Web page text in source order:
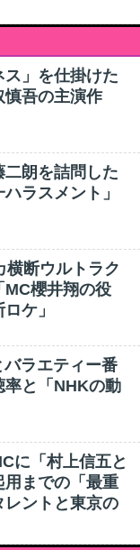
」を仕掛けた
慎吾の主演作
朗を詰問した
ラスメント」
横断ウルトラク
MC櫻井翔の役
ケ」
ラエティー番
率と「NHKの動
に「村上信五と
までの「最重
ントと東京の